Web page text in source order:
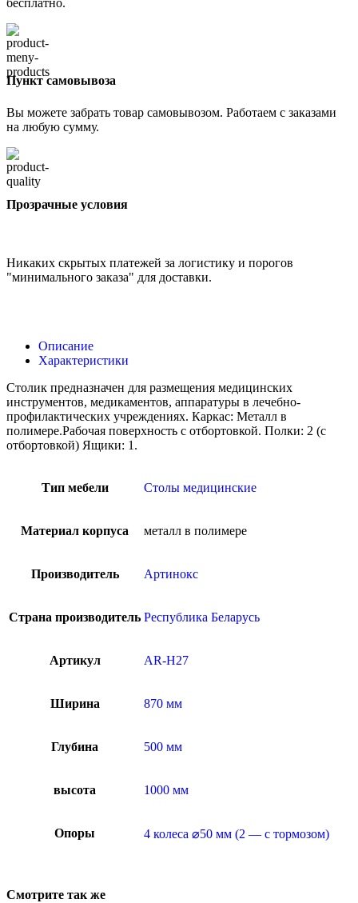
бесплатно.
Пункт самовывоза
Вы можете забрать товар самовывозом. Работаем с заказами
на любую сумму.
Прозрачные условия
Никаких скрытых платежей за логистику и порогов
"минимального заказа" для доставки.
Описание
Характеристики
Столик предназначен для размещения медицинских
инструментов, медикаментов, аппаратуры в лечебно-
профилактических учреждениях. Каркас: Металл в
полимере.Рабочая поверхность с отбортовкой. Полки: 2 (с
отбортовкой) Ящики: 1.
Тип мебели Столы медицинские
Материал корпуса металл в полимере
Производитель Артинокс
Страна производитель Республика Беларусь
Артикул AR-H27
Ширина 870 мм
Глубина 500 мм
высота 1000 мм
Опоры 4 колеса ⌀50 мм (2 — с тормозом)
Смотрите так же